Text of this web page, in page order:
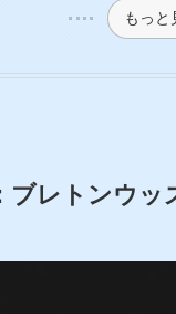
もっと
ブレトンウッ